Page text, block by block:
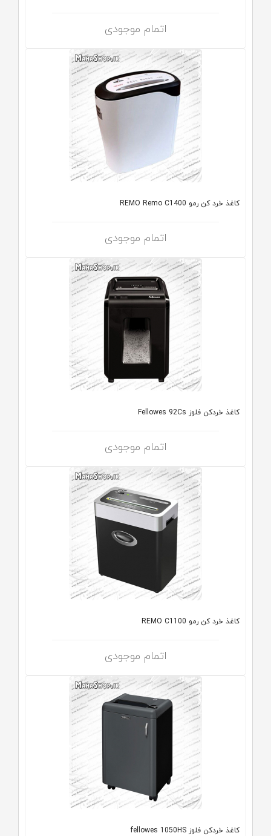
اتمام موجودی
کاغذ خرد کن رمو REMO Remo C1400
اتمام موجودی
کاغذ خردکن فلوز Fellowes 92Cs
اتمام موجودی
کاغذ خرد کن رمو REMO C1100
اتمام موجودی
کاغذ خردکن فلوز fellowes 1050HS